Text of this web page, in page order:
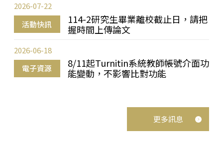
活動快訊
114-2研究生畢業離校截止日，請把
握時間上傳論文
2026-07-22
電子資源
8/11起Turnitin系統教師帳號介面功
能變動，不影響比對功能
2026-06-18
更多訊息